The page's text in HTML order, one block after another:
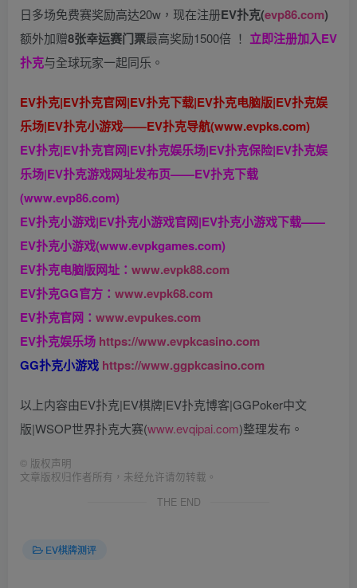
日多场免费赛奖励高达20w，现在注册EV扑克(evp86.com)
额外加赠8张幸运赛门票最高奖励1500倍 ！ 立即注册加入EV
扑克与全球玩家一起同乐。
EV扑克|EV扑克官网|EV扑克下载|EV扑克电脑版|EV扑克娱
乐场|EV扑克小游戏——EV扑克导航(www.evpks.com)
EV扑克|EV扑克官网|EV扑克娱乐场|EV扑克保险|EV扑克娱
乐场|EV扑克游戏网址发布页——EV扑克下载
(www.evp86.com)
EV扑克小游戏|EV扑克小游戏官网|EV扑克小游戏下载——
EV扑克小游戏(www.evpkgames.com)
EV扑克电脑版网址： www.evpk88.com
EV扑克GG官方： www.evpk68.com
EV扑克官网： www.evpukes.com
EV扑克娱乐场 https://www.evpkcasino.com
GG扑克小游戏 https://www.ggpkcasino.com
以上内容由EV扑克|EV棋牌|EV扑克博客|GGPoker中文
版|WSOP世界扑克大赛(www.evqipai.com)整理发布。
© 版权声明
文章版权归作者所有，未经允许请勿转载。
THE END
EV棋牌测评